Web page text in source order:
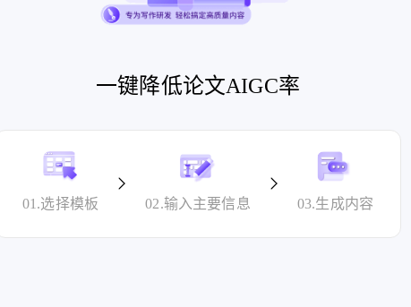
一键降低论文AIGC率
01.选择模板 02.输入主要信息 03.生成内容